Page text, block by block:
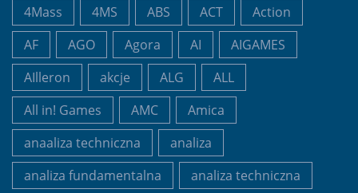
4Mass
4MS ABS ACT
Action
AF
AGO Agora AI
AIGAMES
AIlleron
akcje ALG
ALL
All in! Games
AMC
Amica
anaaliza techniczna
analiza
analiza fundamentalna
analiza techniczna